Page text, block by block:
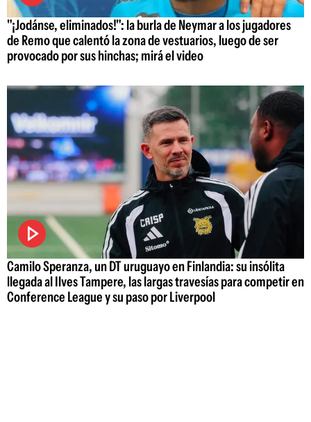
"¡Jodánse, eliminados!": la burla de Neymar a los jugadores
de Remo que calentó la zona de vestuarios, luego de ser
provocado por sus hinchas; mirá el video
Camilo Speranza, un DT uruguayo en Finlandia: su insólita
llegada al Ilves Tampere, las largas travesías para competir en
Conference League y su paso por Liverpool